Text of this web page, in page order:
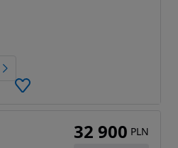
32 900 PLN